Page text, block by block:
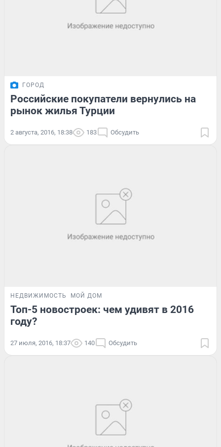
ГОРОД
Российские покупатели вернулись на
рынок жилья Турции
2 августа, 2016, 18:38 183 Обсудить
НЕДВИЖИМОСТЬ МОЙ ДОМ
Топ-5 новостроек: чем удивят в 2016
году?
27 июля, 2016, 18:37 140 Обсудить